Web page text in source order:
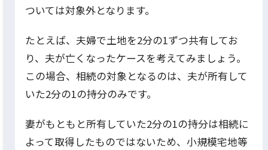
ついては対象外となります。
たとえば、夫婦で土地を2分の1ずつ共有してお
り、夫が亡くなったケースを考えてみましょう。
この場合、相続の対象となるのは、夫が所有して
いた2分の1の持分のみです。
妻がもともと所有していた2分の1の持分は相続に
よって取得したものではないため、小規模宅地等